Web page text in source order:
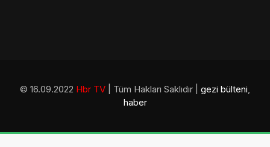
© 16.09.2022 Hbr TV | Tüm Hakları Saklıdır | gezi bülteni,
haber